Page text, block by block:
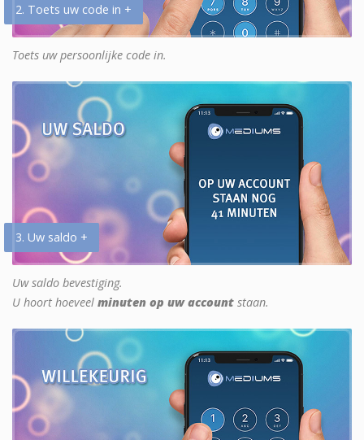
2. Toets uw code in +
Toets uw persoonlijke code in.
3. Uw saldo +
Uw saldo bevestiging.
U hoort hoeveel minuten op uw account staan.